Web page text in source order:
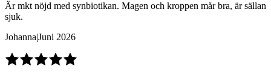
Är mkt nöjd med synbiotikan. Magen och kroppen mår bra, är sällan
sjuk.
Johanna|Juni 2026